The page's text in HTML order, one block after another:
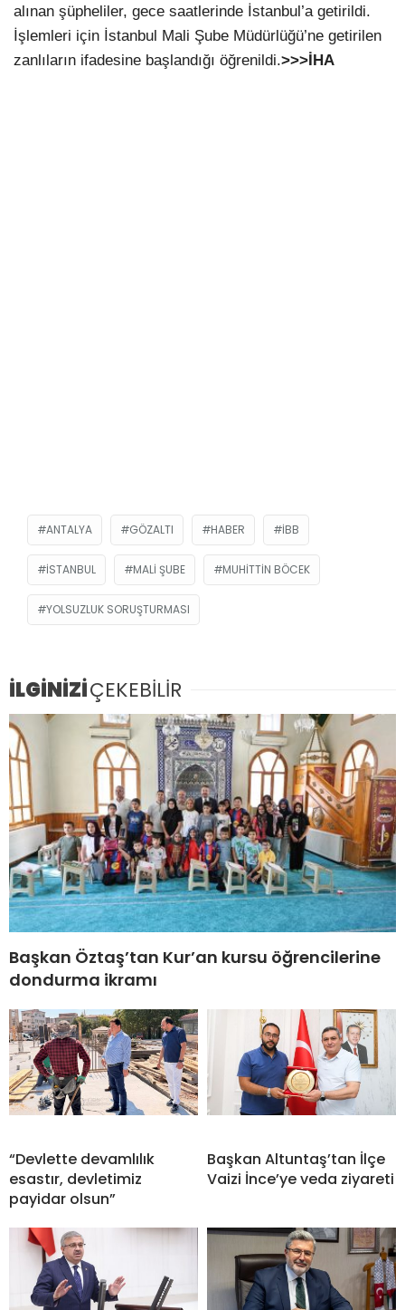
alınan şüpheliler, gece saatlerinde İstanbul’a getirildi.
İşlemleri için İstanbul Mali Şube Müdürlüğü’ne getirilen
zanlıların ifadesine başlandığı öğrenildi.>>>İHA
ANTALYA GÖZALTI HABER İBB
ISTANBUL MALI ŞUBE MUHITTIN BÖCEK
YOLSUZLUK SORUŞTURMASI
İLGİNİZİÇEKEBİLİR
Başkan Öztaş’tan Kur’an kursu öğrencilerine
dondurma ikramı
“Devlette devamlılık
esastır, devletimiz
payidar olsun”
Başkan Altuntaş’tan İlçe
Vaizi İnce’ye veda ziyareti